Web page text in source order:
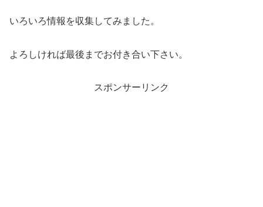
いろいろ情報を収集してみました。
よろしければ最後までお付き合い下さい。
スポンサーリンク